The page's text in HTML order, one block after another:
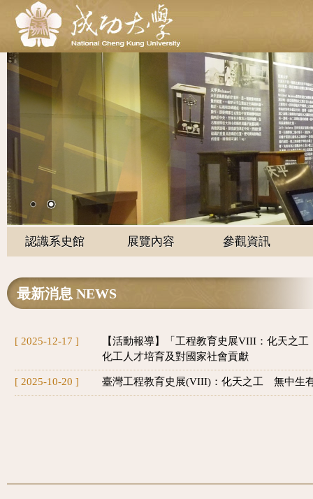
認識系史館 展覽內容 參觀資訊
最新消息 NEWS
【活動報導】「工程教育史展VIII：化天之
化工人才培育及對國家社會貢獻
[ 2025-12-17 ]
臺灣工程教育史展(VIII)：化天之工 無中生
[ 2025-10-20 ]